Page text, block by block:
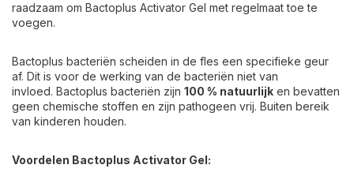
raadzaam om Bactoplus Activator Gel met regelmaat toe te
voegen.
Bactoplus bacteriën scheiden in de fles een specifieke geur
af. Dit is voor de werking van de bacteriën niet van
invloed. Bactoplus bacteriën zijn 100 % natuurlijk en bevatten
geen chemische stoffen en zijn pathogeen vrij. Buiten bereik
van kinderen houden.
Voordelen Bactoplus Activator Gel: